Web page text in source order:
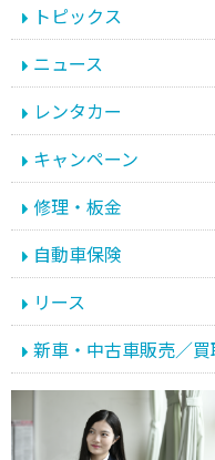
トピックス
ニュース
レンタカー
キャンペーン
修理・板金
自動車保険
リース
新車・中古車販売／買